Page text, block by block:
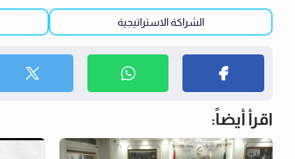
الشراكة الاستراتيجية
اقرأ أيضاً: